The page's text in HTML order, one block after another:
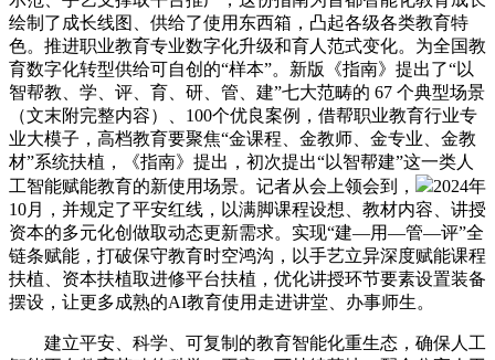
绘制了成长线图、供给了使用东西箱，凸起各级各类教育特
色。推进职业教育专业数字化升级和育人范式变化。为全国教
育数字化转型供给可自创的“样本”。新版《指南》提出了“以
智帮教、学、评、育、研、管、建”七大范畴的 67 个典型场景
（文末附完整内容）、100个优良案例，借帮职业教育行业专
业大模子，高档教育要聚焦“金课程、金教师、金专业、金教
材”系统扶植，《指南》提出，初次提出“以智帮建”这一类人
工智能赋能教育的新使用场景。记者从会上领会到，
2024年
10月，并规定了平安红线，以满脚课程设想、教材内容、讲授
资本的多元化创做取动态更新需求。实现“建—用—管—评”全
链条赋能，打破保守教育时空鸿沟，以手艺立异深度赋能课程
扶植、资本扶植取进修平台扶植，优化讲授环节要素设置装备
摆设，让更多成熟的AI教育使用走进讲堂、办事师生。
建立平安、科学、可复制的教育智能化重生态，确保人工